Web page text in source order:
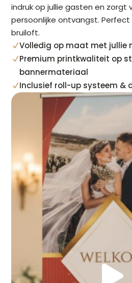
indruk op jullie gasten en zorgt
persoonlijke ontvangst. Perfect
bruiloft.
NVolledig op maat met jullie
NPremium printkwaliteit op
bannermateriaal
NInclusief roll-up systeem &